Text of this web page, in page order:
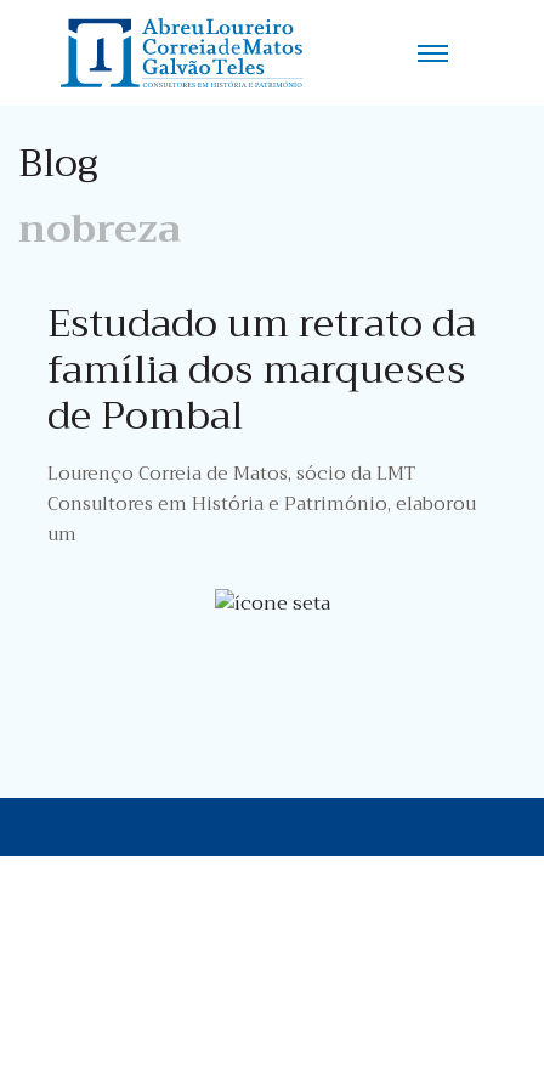
Blog
nobreza
Estudado um retrato da
família dos marqueses
de Pombal
Lourenço Correia de Matos, sócio da LMT
Consultores em História e Património, elaborou
um